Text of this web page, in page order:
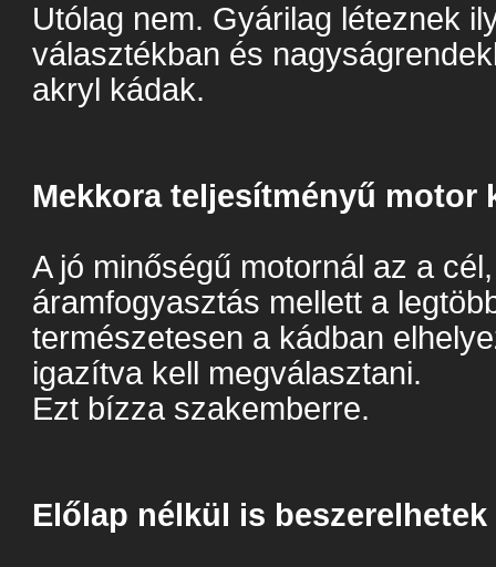
Utólag nem. Gyárilag léteznek
választékban és
akryl kádak.
Mekkora teljesítményű motor
A jó minőségű motornál az a
áramfogyasztás mellett a
természetesen a kádban
igazítva kell megválasztani.
Ezt bízza szakemberre.
Előlap nélkül is